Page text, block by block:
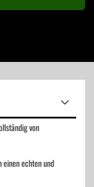
von
echten und